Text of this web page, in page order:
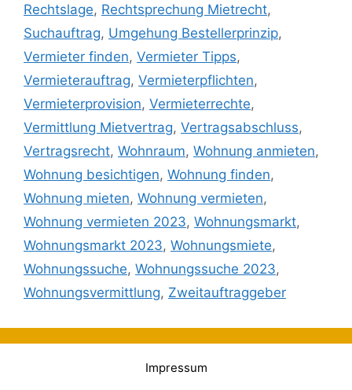
Rechtslage, Rechtsprechung Mietrecht,
Suchauftrag, Umgehung Bestellerprinzip,
Vermieter finden, Vermieter Tipps,
Vermieterauftrag, Vermieterpflichten,
Vermieterprovision, Vermieterrechte,
Vermittlung Mietvertrag, Vertragsabschluss,
Vertragsrecht, Wohnraum, Wohnung anmieten,
Wohnung besichtigen, Wohnung finden,
Wohnung mieten, Wohnung vermieten,
Wohnung vermieten 2023, Wohnungsmarkt,
Wohnungsmarkt 2023, Wohnungsmiete,
Wohnungssuche, Wohnungssuche 2023,
Wohnungsvermittlung, Zweitauftraggeber
Impressum